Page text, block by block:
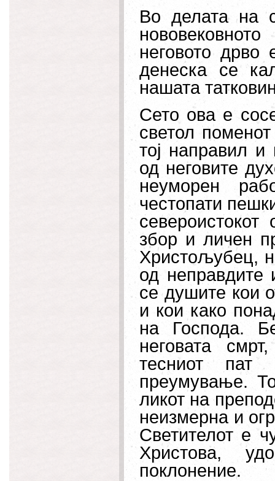
Во делата на
неговото дрво
денеска се
нашата
Сето ова е
светол
тој направил и
од неговите
неуморен
честопати
збор и личен
Христољубец,
од неправдите
се душите кои
и кои како
на Господа.
неговата
тесниот пат
преумување.
ликот на
неизмерна и
Светителот е
Христова,
поклонение.